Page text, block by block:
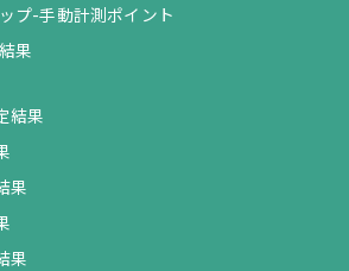
プ-手動計測ポイント
果
結果
果
果